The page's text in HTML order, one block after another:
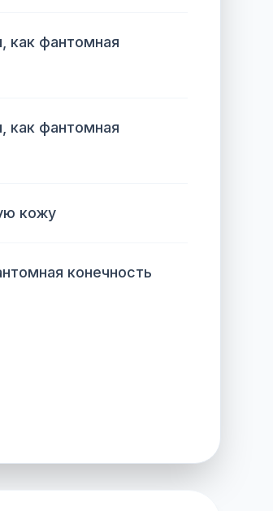
как фантомная
как фантомная
кожу
конечность